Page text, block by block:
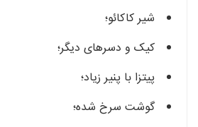
شیر کاکائو؛
کیک و دسرهای دیگر؛
پیتزا با پنیر زیاد؛
گوشت سرخ شده؛